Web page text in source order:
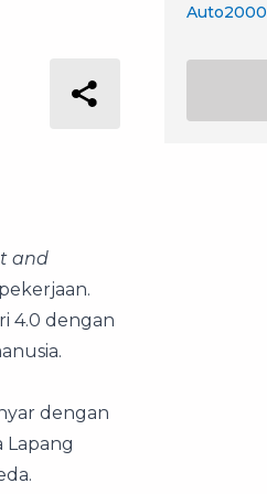
and
4.0 dengan
dengan
Lapang
Auto2000